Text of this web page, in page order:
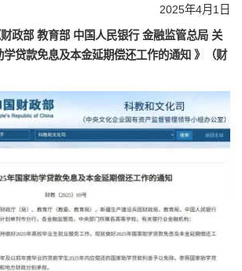
2025年4月1日
政部 教育部 中国人民银行 金融监管总局 关
贷款免息及本金延期偿还工作的通知 》（财